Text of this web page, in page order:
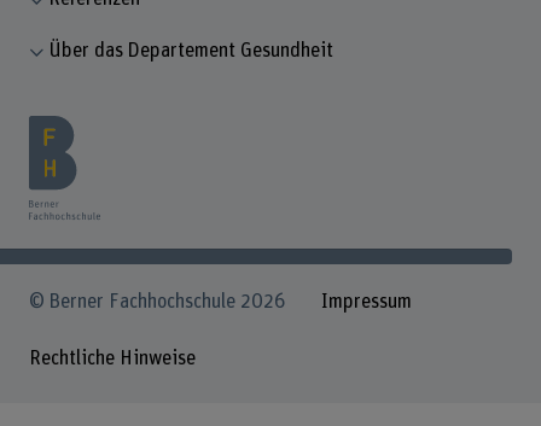
Über das Departement Gesundheit
© Berner Fachhochschule 2026 Impressum
Rechtliche Hinweise